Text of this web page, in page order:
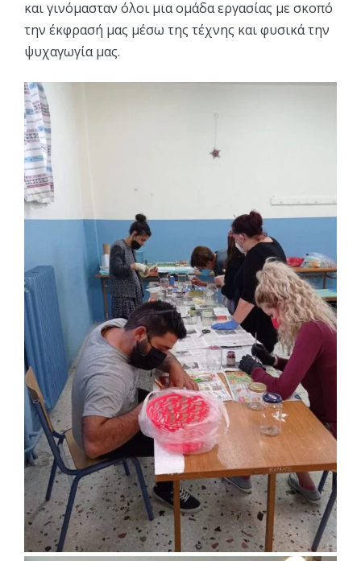
και γινόμασταν όλοι μια ομάδα εργασίας με σκοπό
την έκφρασή μας μέσω της τέχνης και φυσικά την
ψυχαγωγία μας.